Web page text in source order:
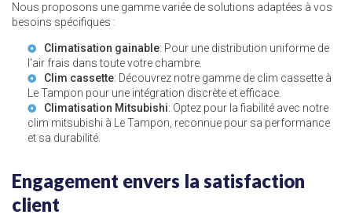
Nous proposons une gamme variée de solutions adaptées à vos
besoins spécifiques :
Climatisation gainable: Pour une distribution uniforme de
l'air frais dans toute votre chambre.
Clim cassette: Découvrez notre gamme de clim cassette à
Le Tampon pour une intégration discrète et efficace.
Climatisation Mitsubishi: Optez pour la fiabilité avec notre
clim mitsubishi à Le Tampon , reconnue pour sa performance
et sa durabilité.
Engagement envers la satisfaction
client